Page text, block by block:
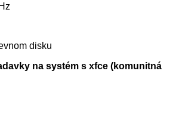
disku
na systém s xfce (komunitná